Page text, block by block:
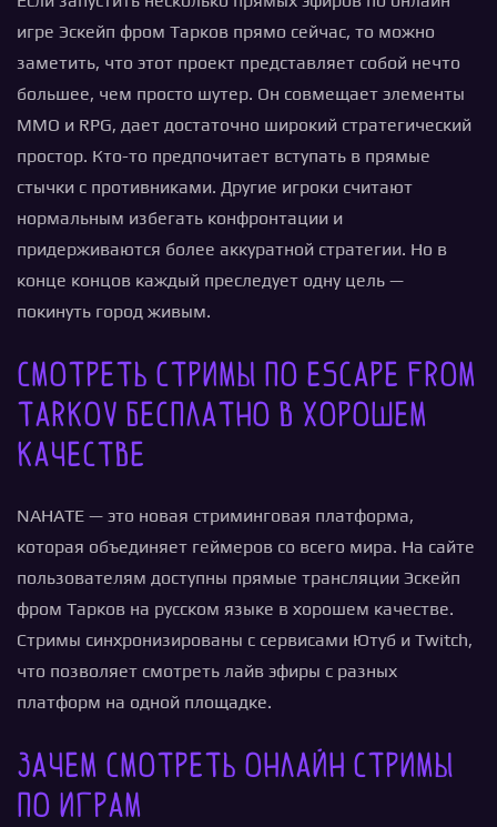
игре Эскейп фром Тарков прямо сейчас, то можно
заметить, что этот проект представляет собой нечто
большее, чем просто шутер. Он совмещает элементы
MMO и RPG, дает достаточно широкий стратегический
простор. Кто-то предпочитает вступать в прямые
стычки с противниками. Другие игроки считают
нормальным избегать конфронтации и
придерживаются более аккуратной стратегии. Но в
конце концов каждый преследует одну цель —
покинуть город живым.
Смотреть стримы по Escape from
Tarkov бесплатно в хорошем
качестве
NAHATE — это новая стриминговая платформа,
которая объединяет геймеров со всего мира. На сайте
пользователям доступны прямые трансляции Эскейп
фром Тарков на русском языке в хорошем качестве.
Стримы синхронизированы с сервисами Ютуб и Twitch,
что позволяет смотреть лайв эфиры с разных
платформ на одной площадке.
Зачем смотреть онлайн стримы
по играм